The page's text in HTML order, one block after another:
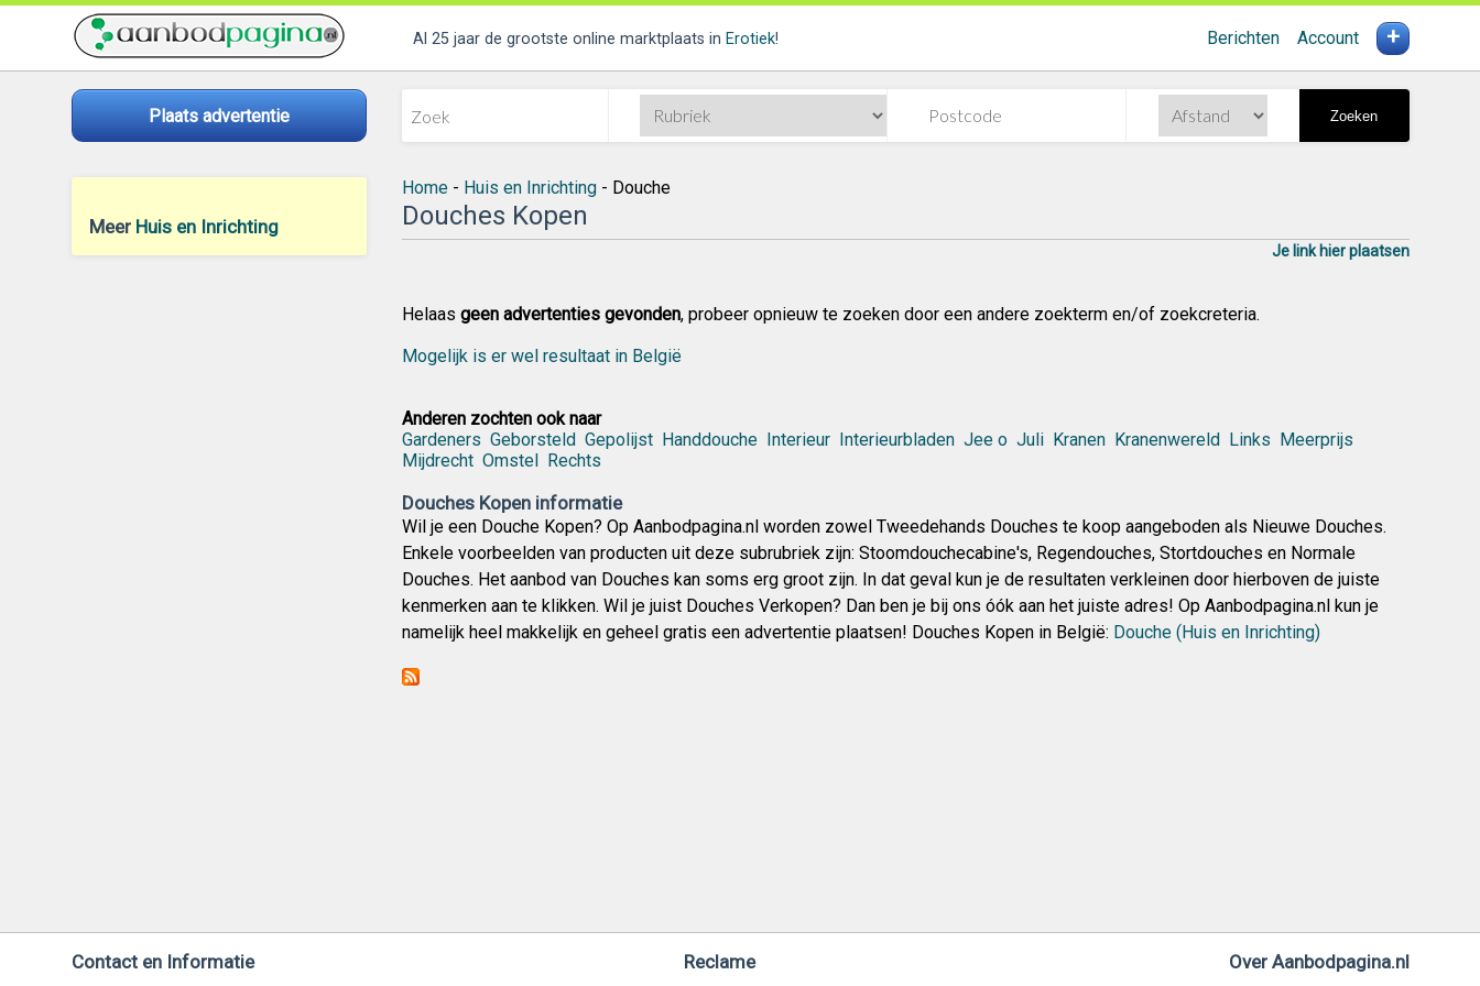
Al 25 jaar de grootste online marktplaats in Erotiek! Berichten Account +
Plaats advertentie Zoeken
Meer Huis en Inrichting
Home- Huis en Inrichting- Douche
Douches Kopen
Je link hier plaatsen
Helaas geen advertenties gevonden, probeer opnieuw te zoeken door een andere zoekterm en/of zoekcreteria.
Mogelijk is er wel resultaat in België
Anderen zochten ook naar
Gardeners Geborsteld Gepolijst Handdouche Interieur Interieurbladen Jee o Juli Kranen Kranenwereld Links Meerprijs
Mijdrecht Omstel Rechts
Douches Kopen informatie
Wil je een Douche Kopen? Op Aanbodpagina.nl worden zowel Tweedehands Douches te koop aangeboden als Nieuwe Douches.
Enkele voorbeelden van producten uit deze subrubriek zijn: Stoomdouchecabine's, Regendouches, Stortdouches en Normale
Douches. Het aanbod van Douches kan soms erg groot zijn. In dat geval kun je de resultaten verkleinen door hierboven de juiste
kenmerken aan te klikken. Wil je juist Douches Verkopen? Dan ben je bij ons óók aan het juiste adres! Op Aanbodpagina.nl kun je
namelijk heel makkelijk en geheel gratis een advertentie plaatsen! Douches Kopen in België: Douche (Huis en Inrichting)
Contact en Informatie Reclame Over Aanbodpagina.nl